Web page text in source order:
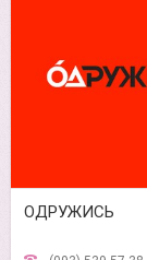
ОДРУЖИСЬ